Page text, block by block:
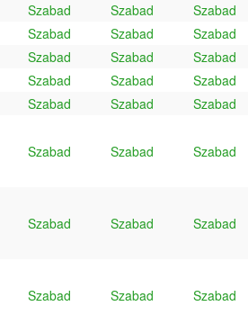
Szabad Szabad
Szabad
Szabad Szabad
Szabad
Szabad Szabad
Szabad
Szabad Szabad
Szabad
Szabad Szabad
Szabad
Szabad Szabad Szabad
Szabad Szabad Szabad
Szabad Szabad Szabad